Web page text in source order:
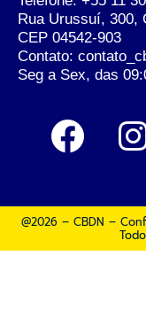
Rua Urussuí, 300,
CEP 04542-903
Contato:
Seg a Sex, das
@2026 – CBDN –